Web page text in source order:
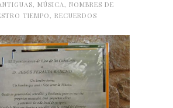
, MÚSICA , NOMBRES DE
TIEMPO , RECUERDOS